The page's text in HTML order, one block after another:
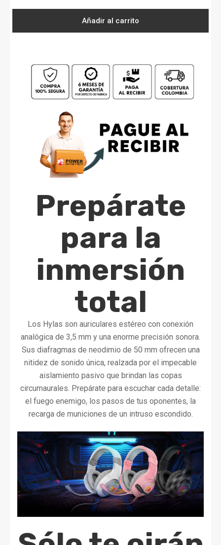
Añadir al carrito
Prepárate
para la
inmersión
total
Los Hylas son auriculares estéreo con conexión
analógica de 3,5 mm y una enorme precisión sonora.
Sus diafragmas de neodimio de 50 mm ofrecen una
nitidez de sonido única, realzada por el impecable
aislamiento pasivo que brindan las copas
circumaurales. Prepárate para escuchar cada detalle:
el fuego enemigo, los pasos de tus oponentes, la
recarga de municiones de un intruso escondido.